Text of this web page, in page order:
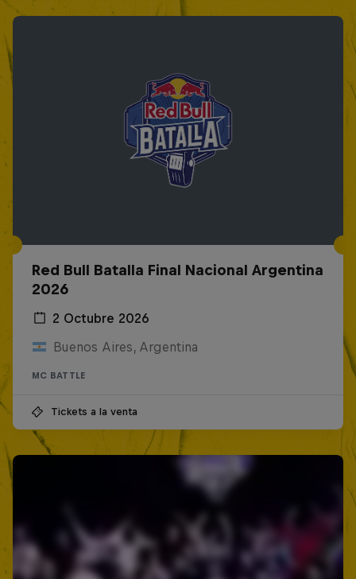
Red Bull Batalla Final Nacional Argentina
2026
2 Octubre 2026
Buenos Aires, Argentina
MC BATTLE
Tickets a la venta